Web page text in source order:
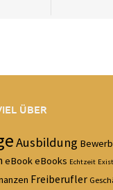
ÜBER
Ausbildung
eBookeBooks Echtzeit
Freiberufler